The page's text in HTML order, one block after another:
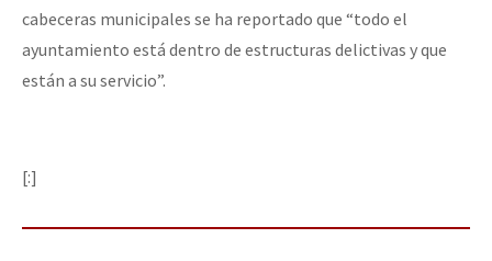
cabeceras municipales se ha reportado que “todo el
ayuntamiento está dentro de estructuras delictivas y que
están a su servicio”.
[:]